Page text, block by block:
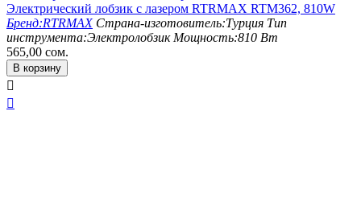
Электрический лобзик с лазером RTRMAX RTM362, 810W
Бренд:RTRMAX Страна-изготовитель:Турция Тип
инструмента:Электролобзик Мощность:810 Вт
565,00 сом.
В корзину

